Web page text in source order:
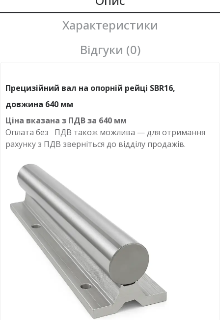
Характеристики
Відгуки (0)
Прецизійний вал на опорній рейці SBR16,
довжина 640 мм
Ціна вказана з ПДВ за 640 мм
Оплата без
ПДВ також можлива — для отримання
рахунку з ПДВ зверніться до відділу продажів.